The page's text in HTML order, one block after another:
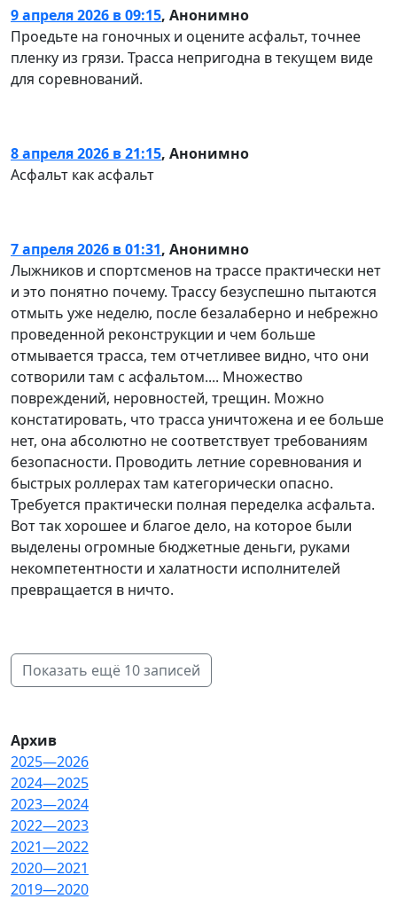
9 апреля 2026 в 09:15, Анонимно
Проедьте на гоночных и оцените асфальт, точнее
пленку из грязи. Трасса непригодна в текущем виде
для соревнований.
8 апреля 2026 в 21:15, Анонимно
Асфальт как асфальт
7 апреля 2026 в 01:31, Анонимно
Лыжников и спортсменов на трассе практически нет
и это понятно почему. Трассу безуспешно пытаются
отмыть уже неделю, после безалаберно и небрежно
проведенной реконструкции и чем больше
отмывается трасса, тем отчетливее видно, что они
сотворили там с асфальтом.... Множество
повреждений, неровностей, трещин. Можно
констатировать, что трасса уничтожена и ее больше
нет, она абcолютно не соответствует требованиям
безопасности. Проводить летние соревнования и
быстрых роллерах там категорически опасно.
Требуется практически полная переделка асфальта.
Вот так хорошее и благое дело, на которое были
выделены огромные бюджетные деньги, руками
некомпетентности и халатности исполнителей
превращается в ничто.
Показать ещё 10 записей
Архив
2025—2026
2024—2025
2023—2024
2022—2023
2021—2022
2020—2021
2019—2020